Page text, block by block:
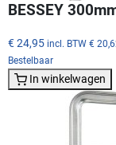
BESSEY
€ 24,95 incl. BTW €
Bestelbaar
In winkelwagen